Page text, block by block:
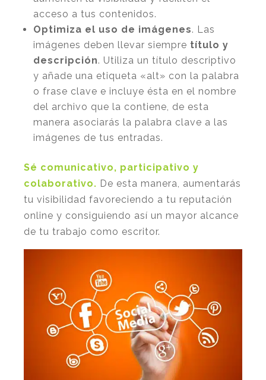
acceso a tus contenidos.
Optimiza el uso de imágenes. Las
imágenes deben llevar siempre título y
descripción. Utiliza un título descriptivo
y añade una etiqueta «alt» con la palabra
o frase clave e incluye ésta en el nombre
del archivo que la contiene, de esta
manera asociarás la palabra clave a las
imágenes de tus entradas.
Sé comunicativo, participativo y
colaborativo. De esta manera, aumentarás
tu visibilidad favoreciendo a tu reputación
online y consiguiendo así un mayor alcance
de tu trabajo como escritor.